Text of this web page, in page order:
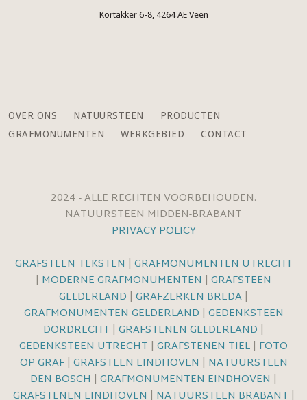
Kortakker 6-8, 4264 AE Veen
OVER ONS NATUURSTEEN
PRODUCTEN
GRAFMONUMENTEN
WERKGEBIED CONTACT
2024 - ALLE RECHTEN VOORBEHOUDEN.
NATUURSTEEN MIDDEN-BRABANT
PRIVACY POLICY
GRAFSTEEN TEKSTEN | GRAFMONUMENTEN UTRECHT
| MODERNE GRAFMONUMENTEN | GRAFSTEEN
GELDERLAND | GRAFZERKEN BREDA|
GRAFMONUMENTEN GELDERLAND | GEDENKSTEEN
DORDRECHT | GRAFSTENEN GELDERLAND |
GEDENKSTEEN UTRECHT | GRAFSTENEN TIEL| FOTO
OP GRAF| GRAFSTEEN EINDHOVEN | NATUURSTEEN
DEN BOSCH | GRAFMONUMENTEN EINDHOVEN |
GRAFSTENEN EINDHOVEN | NATUURSTEEN BRABANT |